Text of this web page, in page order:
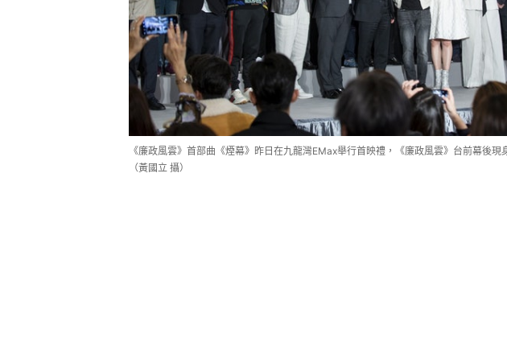
《廉政風雲》首部曲《煙幕》昨日在九龍灣EMax舉行首映禮，《廉政風雲》台前幕後現
（黃國立 攝）